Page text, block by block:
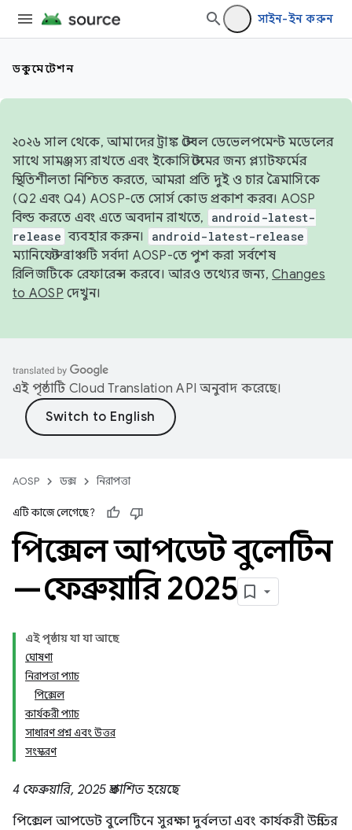
সাইন-ইন করুন
ডকুমেন্টেশন
২০২৬ সাল থেকে, আমাদের ট্রাঙ্ক স্টেবল ডেভেলপমেন্ট মডেলের
সাথে সামঞ্জস্য রাখতে এবং ইকোসিস্টেমের জন্য প্ল্যাটফর্মের
স্থিতিশীলতা নিশ্চিত করতে, আমরা প্রতি দুই ও চার ত্রৈমাসিকে
(Q2 এবং Q4) AOSP-তে সোর্স কোড প্রকাশ করব। AOSP
বিল্ড করতে এবং এতে অবদান রাখতে,
android-latest-
release ব্যবহার করুন। android-latest-release
ম্যানিফেস্ট ব্রাঞ্চটি সর্বদা AOSP-তে পুশ করা সর্বশেষ
রিলিজটিকে রেফারেন্স করবে। আরও তথ্যের জন্য, Changes
to AOSP দেখুন।
এই পৃষ্ঠাটি Cloud Translation API অনুবাদ করেছে।
AOSP ডক্স নিরাপত্তা
এটি কাজে লেগেছে?
পিক্সেল আপডেট বুলেটিন
—ফেব্রুয়ারি 2025
এই পৃষ্ঠায় যা যা আছে
ঘোষণা
নিরাপত্তা প্যাচ
পিক্সেল
কার্যকরী প্যাচ
সাধারণ প্রশ্ন এবং উত্তর
সংস্করণ
4 ফেব্রুয়ারি, 2025 প্রকাশিত হয়েছে
পিক্সেল আপডেট বুলেটিনে সুরক্ষা দুর্বলতা এবং কার্যকরী উন্নতির